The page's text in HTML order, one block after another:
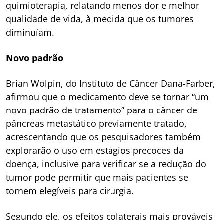
quimioterapia, relatando menos dor e melhor
qualidade de vida, à medida que os tumores
diminuíam.
Novo padrão
Brian Wolpin, do Instituto de Câncer Dana-Farber,
afirmou que o medicamento deve se tornar “um
novo padrão de tratamento” para o câncer de
pâncreas metastático previamente tratado,
acrescentando que os pesquisadores também
explorarão o uso em estágios precoces da
doença, inclusive para verificar se a redução do
tumor pode permitir que mais pacientes se
tornem elegíveis para cirurgia.
Segundo ele, os efeitos colaterais mais prováveis